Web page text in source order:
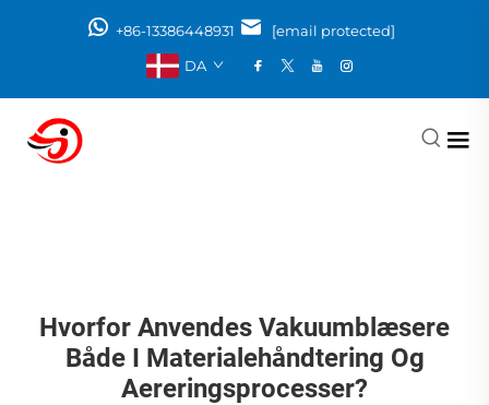
+86-13386448931
[email protected]
DA
Hvorfor Anvendes Vakuumblæsere
Både I Materialehåndtering Og
Aereringsprocesser?